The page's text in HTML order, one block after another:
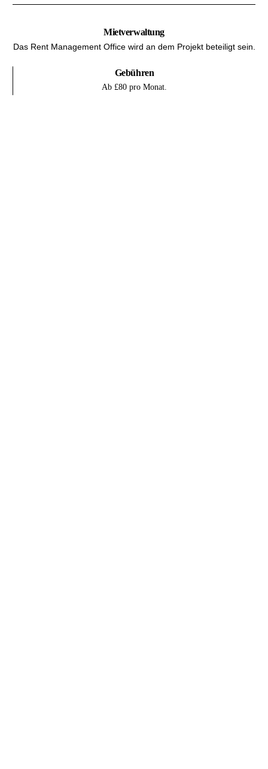
Mietverwaltung
Das Rent Management Office wird an dem Projekt beteiligt sein.
Gebühren
Ab £80 pro Monat.